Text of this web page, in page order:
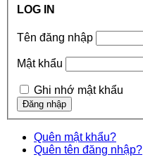
LOG IN
Tên đăng nhập
Mật khẩu
Ghi nhớ mật khẩu
Quên mật khẩu?
Quên tên đăng nhập?